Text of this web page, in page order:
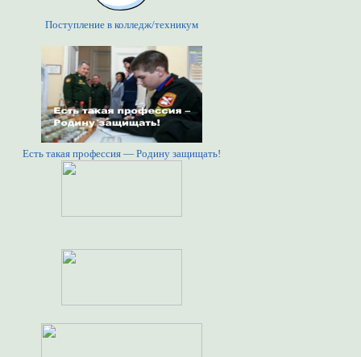
Поступление в колледж/техникум
Есть такая профессия — Родину защищать!